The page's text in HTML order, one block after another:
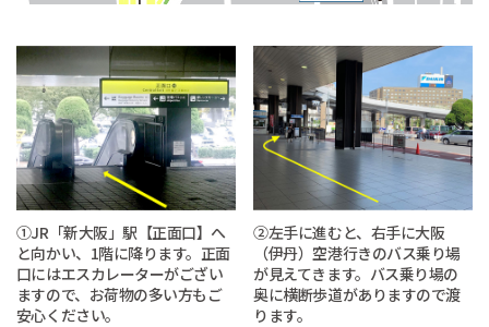
①JR「新大阪」駅【正面口】へ
と向かい、1階に降ります。正面
口にはエスカレーターがござい
ますので、お荷物の多い方もご
安心ください。
②左手に進むと、右手に大阪
（伊丹）空港行きのバス乗り場
が見えてきます。バス乗り場の
奥に横断歩道がありますので渡
ります。